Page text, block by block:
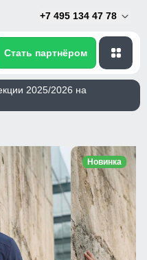
+7 495 134 47 78
Стать партнёром
2025/2026 на
Новинка